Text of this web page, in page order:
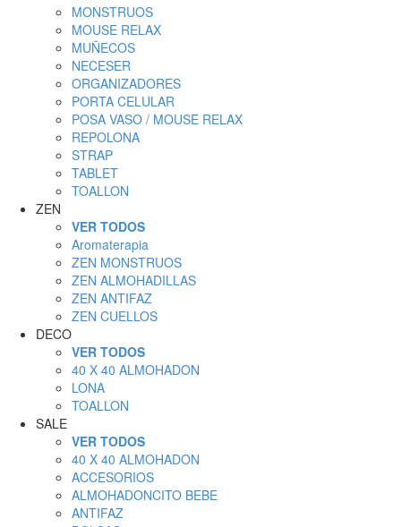
MONSTRUOS
MOUSE RELAX
MUÑECOS
NECESER
ORGANIZADORES
PORTA CELULAR
POSA VASO / MOUSE RELAX
REPOLONA
STRAP
TABLET
TOALLON
ZEN
VER TODOS
Aromaterapia
ZEN MONSTRUOS
ZEN ALMOHADILLAS
ZEN ANTIFAZ
ZEN CUELLOS
DECO
VER TODOS
40 X 40 ALMOHADON
LONA
TOALLON
SALE
VER TODOS
40 X 40 ALMOHADON
ACCESORIOS
ALMOHADONCITO BEBE
ANTIFAZ